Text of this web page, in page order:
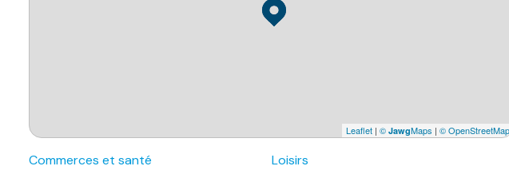
Leaflet | © JawgMaps | © OpenStreetMap
Commerces et santé Loisirs